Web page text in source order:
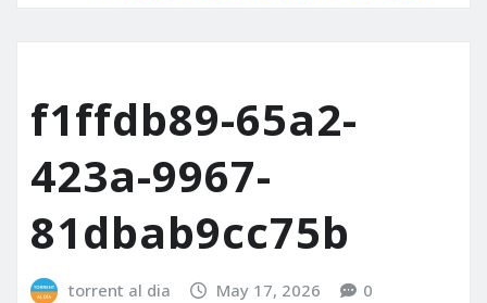
f1ffdb89-65a2-
423a-9967-
81dbab9cc75b
torrent al dia May 17, 2026 0